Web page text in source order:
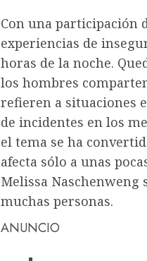
Con una participación
experiencias de
horas de la noche.
los hombres
refieren a situaciones
de incidentes en los
el tema se ha
afecta sólo a unas
Melissa
muchas personas.
ANUNCIO